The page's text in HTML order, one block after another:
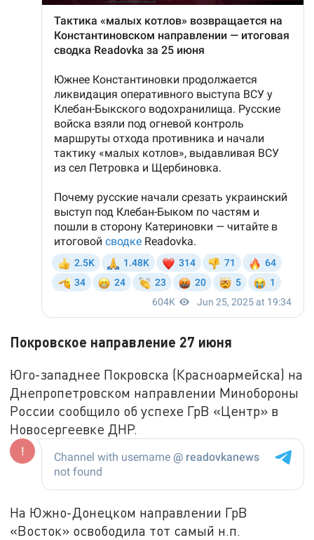
Покровское направление 27 июня
Юго-западнее Покровска (Красноармейска) на
Днепропетровском направлении Минобороны
России сообщило об успехе ГрВ «Центр» в
Новосергеевке ДНР.
На Южно-Донецком направлении ГрВ
«Восток» освободила тот самый н.п.